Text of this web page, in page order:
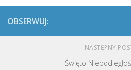
OBSERWUJ:
NASTĘPNY
Święto